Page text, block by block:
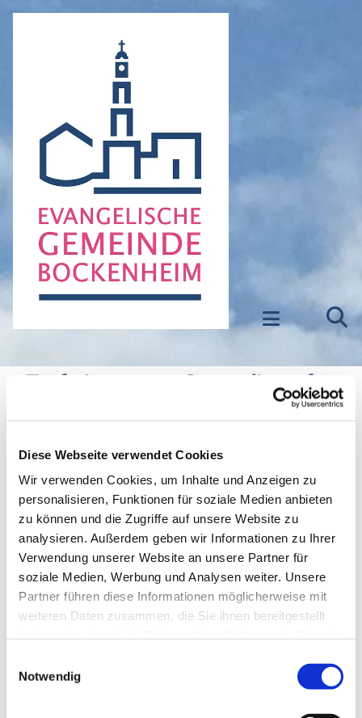
Diese Webseite verwendet Cookies
Wir verwenden Cookies, um Inhalte und Anzeigen zu
personalisieren, Funktionen für soziale Medien anbieten
zu können und die Zugriffe auf unsere Website zu
analysieren. Außerdem geben wir Informationen zu Ihrer
Verwendung unserer Website an unsere Partner für
soziale Medien, Werbung und Analysen weiter. Unsere
Partner führen diese Informationen möglicherweise mit
weiteren Daten zusammen, die Sie ihnen bereitgestellt
Notwendig
Tauferinnerungs-Gottesdienst für
Grundschulkinder